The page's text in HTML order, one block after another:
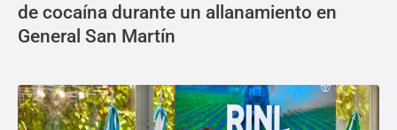
de cocaína durante un allanamiento en
General San Martín